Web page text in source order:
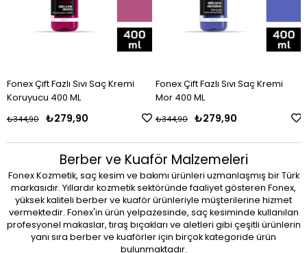
Fonex Çift Fazlı Sıvı Saç Kremi
Koruyucu 400 ML
₺279,90
₺344,90
Fonex Çift Fazlı Sıvı Saç Kremi
Mor 400 ML
₺279,90
₺344,90
Berber ve Kuaför Malzemeleri
Fonex Kozmetik, saç kesim ve bakımı ürünleri uzmanlaşmış bir Türk
markasıdır. Yıllardır kozmetik sektöründe faaliyet gösteren Fonex,
yüksek kaliteli berber ve kuaför ürünleriyle müşterilerine hizmet
vermektedir. Fonex'in ürün yelpazesinde, saç kesiminde kullanılan
profesyonel makaslar, tıraş bıçakları ve aletleri gibi çeşitli ürünlerin
yanı sıra berber ve kuaförler için birçok kategoride ürün
bulunmaktadır.